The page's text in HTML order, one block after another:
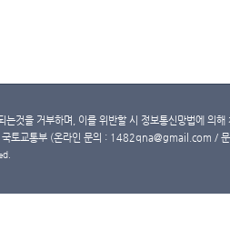
는것을 거부하며, 이를 위반할 시 정보통신망법에 의
토교통부 (온라인 문의 : 1482qna@gmail.com /